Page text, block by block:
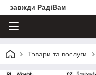
завжди РадіВам
Товари та послуги